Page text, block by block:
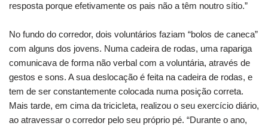
resposta porque efetivamente os pais não a têm noutro sítio.”
No fundo do corredor, dois voluntários faziam “bolos de caneca”
com alguns dos jovens. Numa cadeira de rodas, uma rapariga
comunicava de forma não verbal com a voluntária, através de
gestos e sons. A sua deslocação é feita na cadeira de rodas, e
tem de ser constantemente colocada numa posição correta.
Mais tarde, em cima da tricicleta, realizou o seu exercício diário,
ao atravessar o corredor pelo seu próprio pé. “Durante o ano,